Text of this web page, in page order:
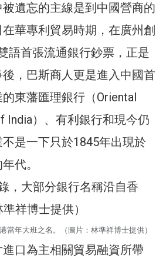
遺忘的主線是到中國營商的
華專利貿易時期，在廣州創
語首張流通銀行鈔票，正是
，巴斯商人更是進入中國首
東藩匯理銀行（Oriental
India）、有利銀行和現今仍
是一下只於1845年出現於
代。
年大班之名。（圖片：林準祥博士提供）
口為主相關貿易融資所帶